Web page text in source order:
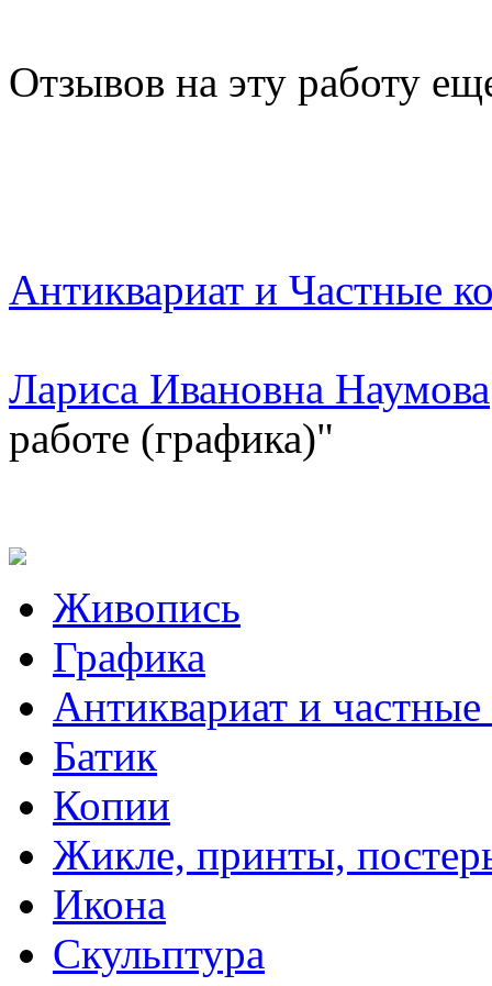
Отзывов на эту работу
Антиквариат и Частные
Лариса Ивановна Наумова
работе (графика)"
Живопись
Графика
Антиквариат и
Батик
Копии
Жикле, принты,
Икона
Скульптура